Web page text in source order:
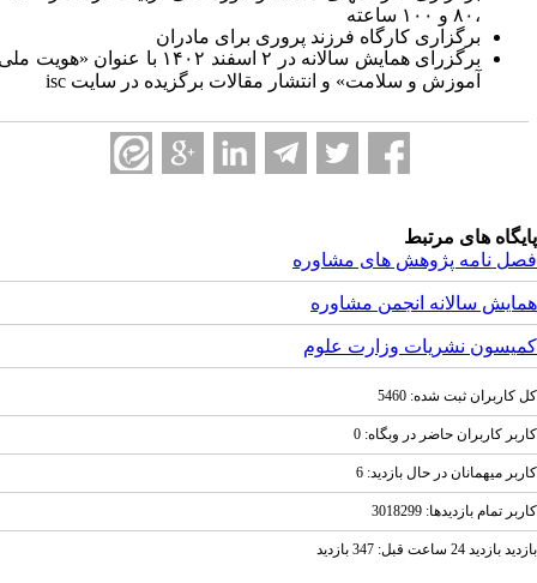
برگزاری کارگاه فرزند پروری برای مادران
برگزرای همایش سالانه در ۲ اسفند ۱۴۰۲ با عنوان «هویت ملی،
آموزش و سلامت» و انتشار مقالات برگزیده در سایتisc
های مرتبط
نامه پژوهش های مشاوره
سالانه انجمن مشاوره
نشریات وزارت علوم
ثبت شده: 5460
کاربران حاضر در وبگاه: 0
ميهمانان در حال بازديد: 6
تمام بازديد‌ها: 3018299
24 ساعت قبل: 347 بازدید